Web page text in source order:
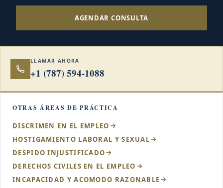
AGENDAR CONSULTA
LLAMAR AHORA
+1 (787) 594-1088
OTRAS ÁREAS DE PRÁCTICA
DISCRIMEN EN EL EMPLEO
HOSTIGAMIENTO LABORAL Y SEXUAL
DESPIDO INJUSTIFICADO
DERECHOS CIVILES EN EL EMPLEO
INCAPACIDAD Y ACOMODO RAZONABLE